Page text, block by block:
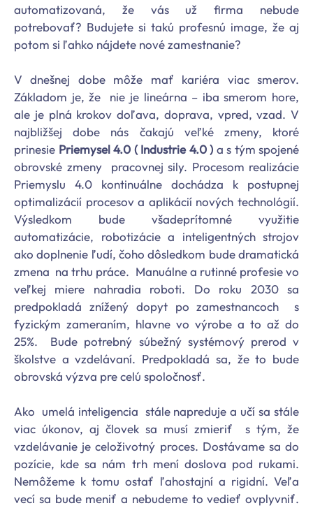
automatizovaná, že vás už firma nebude
potrebovať? Budujete si takú profesnú image, že aj
potom si ľahko nájdete nové zamestnanie?
V dnešnej dobe môže mať kariéra viac smerov.
Základom je, že nie je lineárna – iba smerom hore,
ale je plná krokov doľava, doprava, vpred, vzad. V
najbližšej dobe nás čakajú veľké zmeny, ktoré
prinesie Priemysel 4.0 ( Industrie 4.0 ) a s tým spojené
obrovské zmeny pracovnej sily. Procesom realizácie
Priemyslu 4.0 kontinuálne dochádza k postupnej
optimalizácií procesov a aplikácií nových technológií.
Výsledkom bude všadeprítomné využitie
automatizácie, robotizácie a inteligentných strojov
ako doplnenie ľudí, čoho dôsledkom bude dramatická
zmena na trhu práce. Manuálne a rutinné profesie vo
veľkej miere nahradia roboti. Do roku 2030 sa
predpokladá znížený dopyt po zamestnancoch s
fyzickým zameraním, hlavne vo výrobe a to až do
25%. Bude potrebný súbežný systémový prerod v
školstve a vzdelávaní. Predpokladá sa, že to bude
obrovská výzva pre celú spoločnosť.
Ako umelá inteligencia stále napreduje a učí sa stále
viac úkonov, aj človek sa musí zmieriť s tým, že
vzdelávanie je celoživotný proces. Dostávame sa do
pozície, kde sa nám trh mení doslova pod rukami.
Nemôžeme k tomu ostať ľahostajní a rigidní. Veľa
vecí sa bude meniť a nebudeme to vedieť ovplyvniť.